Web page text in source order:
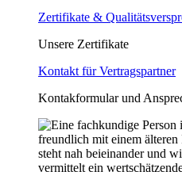
Zertifikate &
Unsere Zertifikate
Kontakt für Vertragspartner
Kontakformular und